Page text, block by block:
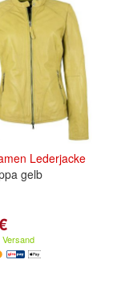
Lederjacke
gelb